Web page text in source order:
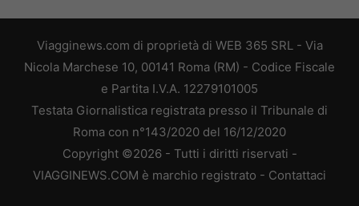
Viagginews.com di proprietà di WEB 365 SRL - Via
Nicola Marchese 10, 00141 Roma (RM) - Codice Fiscale
e Partita I.V.A. 12279101005
Testata Giornalistica registrata presso il Tribunale di
Roma con n°143/2020 del 16/12/2020
Copyright ©2026 - Tutti i diritti riservati -
VIAGGINEWS.COM è marchio registrato - Contattaci